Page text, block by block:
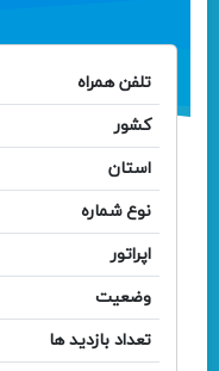
تلفن همراه
کشور
استان
نوع شماره
اپراتور
وضعیت
تعداد بازدید ها